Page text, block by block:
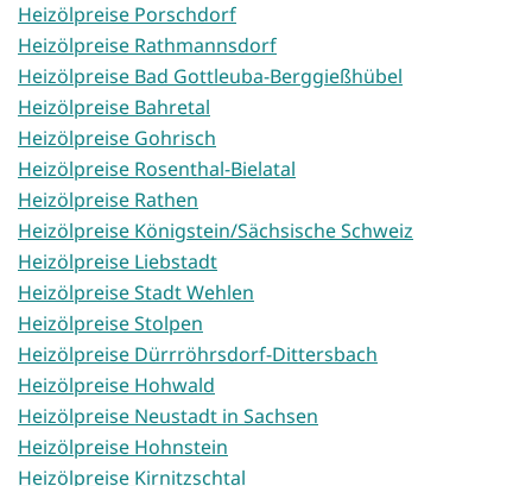
Heizölpreise Porschdorf
Heizölpreise Rathmannsdorf
Heizölpreise Bad Gottleuba-Berggießhübel
Heizölpreise Bahretal
Heizölpreise Gohrisch
Heizölpreise Rosenthal-Bielatal
Heizölpreise Rathen
Heizölpreise Königstein/Sächsische Schweiz
Heizölpreise Liebstadt
Heizölpreise Stadt Wehlen
Heizölpreise Stolpen
Heizölpreise Dürrröhrsdorf-Dittersbach
Heizölpreise Hohwald
Heizölpreise Neustadt in Sachsen
Heizölpreise Hohnstein
Heizölpreise Kirnitzschtal